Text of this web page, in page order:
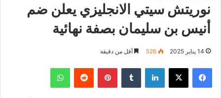
نوريتش سيتي الانجليزي يعلن ضم
أنيس بن سليمان بصفة نهائية
14 يناير 2025 526 أقل من دقيقة
فيسبوك ‫X لينكدإن بينتيريست واتساب